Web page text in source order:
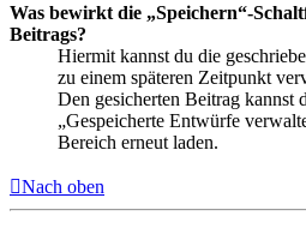
Was bewirkt die „Speichern“-
Beitrags?
Hiermit kannst du die
zu einem späteren Zeitpunkt
Den gesicherten Beitrag kannst
„Gespeicherte Entwürfe
Bereich erneut laden.
Nach oben